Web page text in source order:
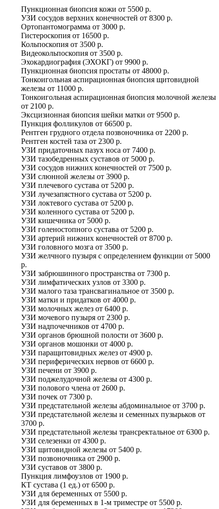
Пункционная биопсия кожи от 5500 р.
УЗИ сосудов верхних конечностей от 8300 р.
Ортопантомограмма от 3000 р.
Гистероскопия от 16500 р.
Кольпоскопия от 3500 р.
Видеокольпоскопия от 3500 р.
Эхокардиография (ЭХОКГ) от 9900 р.
Пункционная биопсия простаты от 48000 р.
Тонкоигольная аспирационная биопсия щитовидной
железы от 11000 р.
Тонкоигольная аспирационная биопсия молочной железы
от 2100 р.
Эксцизионная биопсия шейки матки от 9500 р.
Пункция фолликулов от 66500 р.
Рентген грудного отдела позвоночника от 2200 р.
Рентген костей таза от 2300 р.
УЗИ придаточных пазух носа от 7400 р.
УЗИ тазобедренных суставов от 5000 р.
УЗИ сосудов нижних конечностей от 7500 р.
УЗИ слюнной железы от 3900 р.
УЗИ плечевого сустава от 5200 р.
УЗИ лучезапястного сустава от 5200 р.
УЗИ локтевого сустава от 5200 р.
УЗИ коленного сустава от 5200 р.
УЗИ кишечника от 5000 р.
УЗИ голеностопного сустава от 5200 р.
УЗИ артерий нижних конечностей от 8700 р.
УЗИ головного мозга от 3500 р.
УЗИ желчного пузыря с определением функции от 5000
р.
УЗИ забрюшинного пространства от 7300 р.
УЗИ лимфатических узлов от 3300 р.
УЗИ малого таза трансвагинальное от 3500 р.
УЗИ матки и придатков от 4000 р.
УЗИ молочных желез от 6400 р.
УЗИ мочевого пузыря от 2300 р.
УЗИ надпочечников от 4700 р.
УЗИ органов брюшной полости от 3600 р.
УЗИ органов мошонки от 4000 р.
УЗИ паращитовидных желез от 4900 р.
УЗИ периферических нервов от 6600 р.
УЗИ печени от 3900 р.
УЗИ поджелудочной железы от 4300 р.
УЗИ полового члена от 2600 р.
УЗИ почек от 7300 р.
УЗИ предстательной железы абдоминальное от 3700 р.
УЗИ предстательной железы и семенных пузырьков от
3700 р.
УЗИ предстательной железы трансректальное от 6300 р.
УЗИ селезенки от 4300 р.
УЗИ щитовидной железы от 5400 р.
УЗИ позвоночника от 2900 р.
УЗИ суставов от 3800 р.
Пункция лимфоузлов от 1900 р.
КТ сустава (1 ед.) от 6500 р.
УЗИ для беременных от 5500 р.
УЗИ для беременных в 1-м триместре от 5500 р.